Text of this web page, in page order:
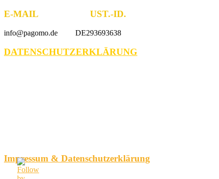
E-MAIL UST.-ID.
info@pagomo.de DE293693638
DATENSCHUTZERKLÄRUNG
Impressum & Datenschutzerklärung